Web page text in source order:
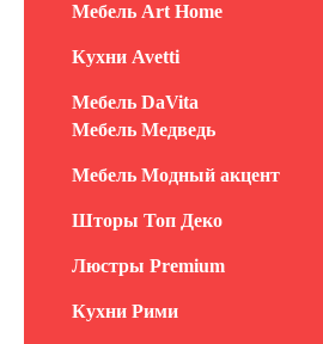
Мебель Art Home
Кухни Avetti
Мебель DaVita
Мебель Медведь
Мебель Модный акцент
Шторы Топ Деко
Люстры Premium
Кухни Рими